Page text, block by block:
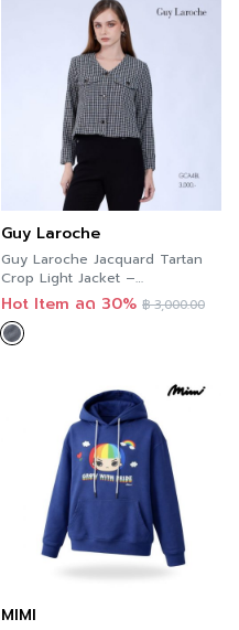
Guy Laroche
Guy Laroche Jacquard Tartan
Crop Light Jacket –
Black&White | แจ็คเก็ตผู้หญิง ผ้า
แจ็คการ์ด ทาร์ทาน ครอป สั้น ทรง
Hot Item ลด 30% ฿3,000.00
MIMI